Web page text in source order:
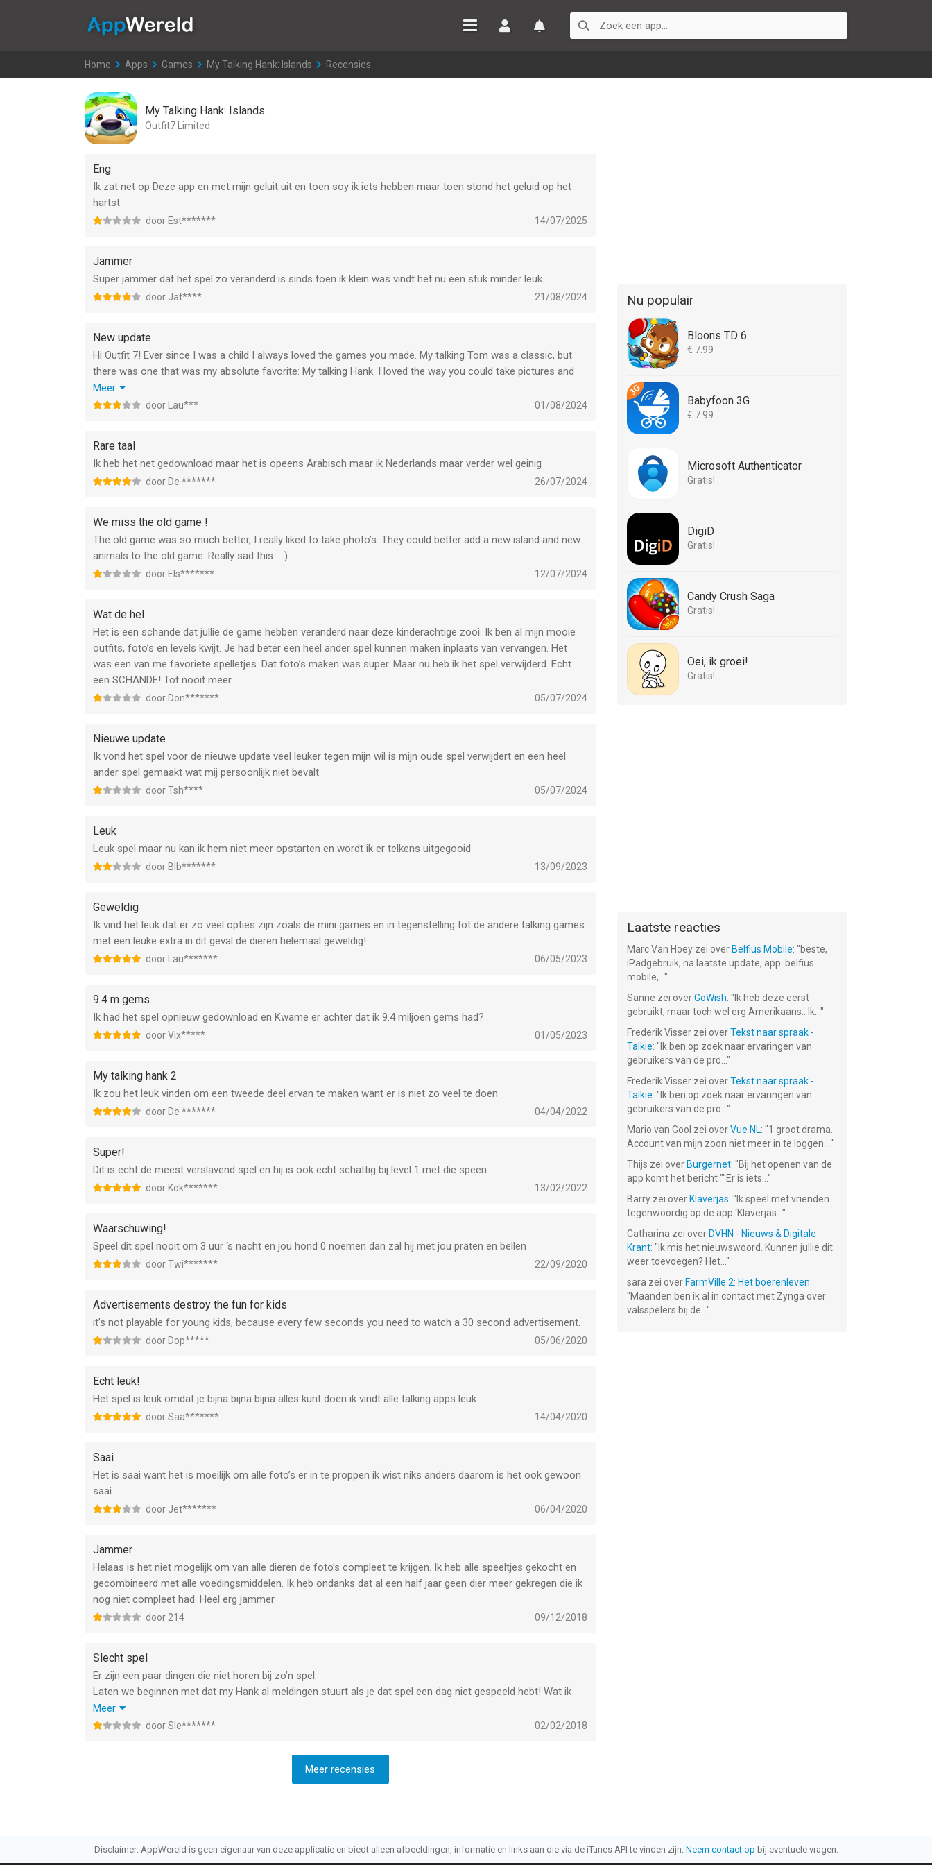
Home >
Apps >
Games >
My Talking Hank: Islands >
Recensies
My Talking Hank: Islands
Outfit7 Limited
Eng
Ik zat net op Deze app en met mijn geluit uit en toen soy ik iets hebben maar toen stond het geluid op het
hartst
door Est******* 14/07/2025
Jammer
Super jammer dat het spel zo veranderd is sinds toen ik klein was vindt het nu een stuk minder leuk.
door Jat**** 21/08/2024
New update
Hi Outfit 7! Ever since I was a child I always loved the games you made. My talking Tom was a classic, but
there was one that was my absolute favorite: My talking Hank. I loved the way you could take pictures and
collect new animals but still take care of Hank just like the original games. Lately i haven’t played for a while
so I decided that it was time to check up on the game, and then it hit me…so much happend when I was
have a fresh start. I’ll go give the new game a go, you never know right? (I do hope you guys consider
bringing the old game back, but if not that’s okay I’ll always love and support your games and decisions)
thanks for reading if you did.
-Laura
Meer
door Lau*** 01/08/2024
Rare taal
Ik heb het net gedownload maar het is opeens Arabisch maar ik Nederlands maar verder wel geinig
door De ******* 26/07/2024
We miss the old game !
The old game was so much better, I really liked to take photo’s. They could better add a new island and new
animals to the old game. Really sad this… :)
door Els******* 12/07/2024
Wat de hel
Het is een schande dat jullie de game hebben veranderd naar deze kinderachtige zooi. Ik ben al mijn mooie
outfits, foto’s en levels kwijt. Je had beter een heel ander spel kunnen maken inplaats van vervangen. Het
was een van me favoriete spelletjes. Dat foto’s maken was super. Maar nu heb ik het spel verwijderd. Echt
een SCHANDE! Tot nooit meer.
door Don******* 05/07/2024
Nieuwe update
Ik vond het spel voor de nieuwe update veel leuker tegen mijn wil is mijn oude spel verwijdert en een heel
ander spel gemaakt wat mij persoonlijk niet bevalt.
door Tsh**** 05/07/2024
Leuk
Leuk spel maar nu kan ik hem niet meer opstarten en wordt ik er telkens uitgegooid
door Blb******* 13/09/2023
Geweldig
Ik vind het leuk dat er zo veel opties zijn zoals de mini games en in tegenstelling tot de andere talking games
met een leuke extra in dit geval de dieren helemaal geweldig!
door Lau******* 06/05/2023
9.4 m gems
Ik had het spel opnieuw gedownload en Kwame er achter dat ik 9.4 miljoen gems had?
door Vix***** 01/05/2023
My talking hank 2
Ik zou het leuk vinden om een tweede deel ervan te maken want er is niet zo veel te doen
door De ******* 04/04/2022
Super!
Dit is echt de meest verslavend spel en hij is ook echt schattig bij level 1 met die speen
door Kok******* 13/02/2022
Waarschuwing!
Speel dit spel nooit om 3 uur ‘s nacht en jou hond 0 noemen dan zal hij met jou praten en bellen
door Twi******* 22/09/2020
Advertisements destroy the fun for kids
it’s not playable for young kids, because every few seconds you need to watch a 30 second advertisement.
door Dop***** 05/06/2020
Echt leuk!
Het spel is leuk omdat je bijna bijna bijna alles kunt doen ik vindt alle talking apps leuk
door Saa******* 14/04/2020
Saai
Het is saai want het is moeilijk om alle foto’s er in te proppen ik wist niks anders daarom is het ook gewoon
saai
door Jet******* 06/04/2020
Jammer
Helaas is het niet mogelijk om van alle dieren de foto’s compleet te krijgen. Ik heb alle speeltjes gekocht en
gecombineerd met alle voedingsmiddelen. Ik heb ondanks dat al een half jaar geen dier meer gekregen die ik
nog niet compleet had. Heel erg jammer
door 214 09/12/2018
Slecht spel
Er zijn een paar dingen die niet horen bij zo’n spel.
Laten we beginnen met dat my Hank al meldingen stuurt als je dat spel een dag niet gespeeld hebt! Wat ik
nog meer absurd vind is dat er steeds reclame komt op de slechtste momenten, bijv. als je die hond eten
geeft. En zo kan ik nog wel doorgaan!
Meer
door Sle******* 02/02/2018
Meer recensies
Nu populair
Bloons TD 6
€ 7.99
Babyfoon 3G
€ 7.99
Microsoft Authenticator
Gratis!
DigiD
Gratis!
Candy Crush Saga
Gratis!
Oei, ik groei!
Gratis!
Laatste reacties
Marc Van Hoey zei over Belfius Mobile: "beste,
iPadgebruik, na laatste update, app. belfius
mobile,... "
Sanne zei overGoWish: " Ik heb deze eerst
gebruikt, maar toch wel erg Amerikaans.. Ik... "
Frederik Visser zei overTekst naar spraak -
Talkie: " Ik ben op zoek naar ervaringen van
gebruikers van de pro... "
Frederik Visser zei overTekst naar spraak -
Talkie: " Ik ben op zoek naar ervaringen van
gebruikers van de pro... "
Mario van Gool zei overVue NL: "1 groot drama.
Account van mijn zoon niet meer in te loggen.... "
Thijs zei over Burgernet: "Bij het openen van de
app komt het bericht ""Er is iets... "
Barry zei over Klaverjas: " Ik speel met vrienden
tegenwoordig op de app ‘Klaverjas... "
Catharina zei over DVHN - Nieuws & Digitale
Krant: " Ik mis het nieuwswoord. Kunnen jullie dit
weer toevoegen? Het... "
sara zei over FarmVille 2: Het boerenleven:
"Maanden ben ik al in contact met Zynga over
valsspelers bij de... "
Disclaimer: AppWereld is geen eigenaar van deze applicatie en biedt alleen afbeeldingen, informatie en links aan die via de iTunes API te vinden zijn. Neem contact op bij eventuele vragen.